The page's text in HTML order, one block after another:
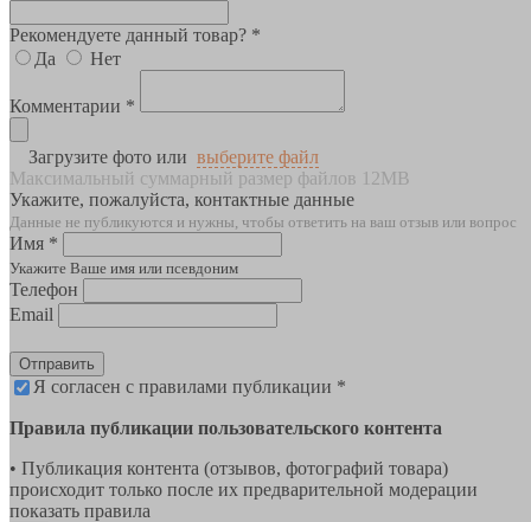
Рекомендуете данный товар? *
Да
Нет
Комментарии *
Загрузите фото или выберите файл
Максимальный суммарный размер файлов 12MB
Укажите, пожалуйста, контактные данные
Данные не публикуются и нужны, чтобы ответить на ваш отзыв или вопрос
Имя *
Укажите Ваше имя или псевдоним
Телефон
Email
Отправить
Я согласен с правилами публикации *
Правила публикации пользовательского контента
• Публикация контента (отзывов, фотографий товара)
происходит только после их предварительной модерации
показать правила